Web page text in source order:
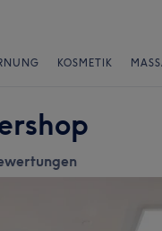
KOSMETIK